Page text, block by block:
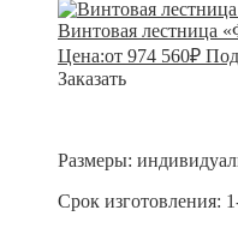
Винтовая лестница
Цена:от 974 560₽
Заказать
Размеры:
Срок изготовления: